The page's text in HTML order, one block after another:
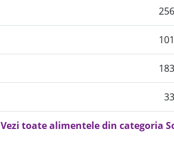
Vezi toate alimentele din categoria